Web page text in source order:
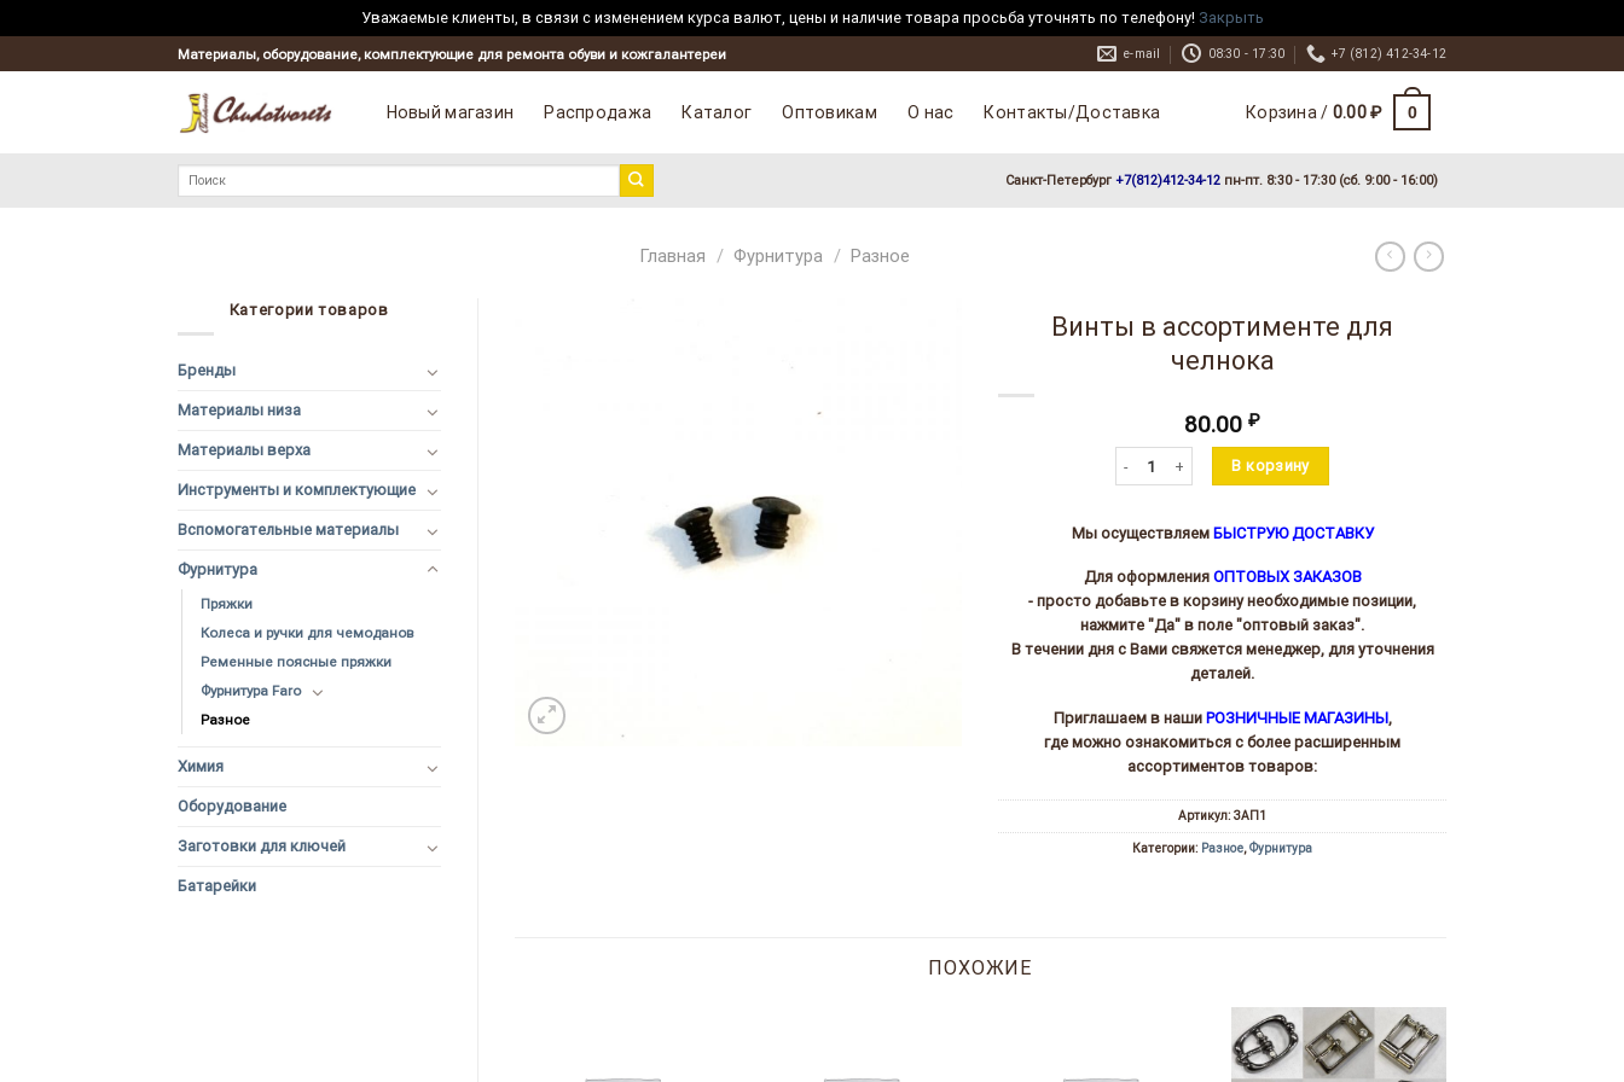
Уважаемые клиенты, в связи с изменением курса валют, цены и наличие товара просьба уточнять по телефону! Закрыть
to
Материалы, оборудование, комплектующие для ремонта обуви и кожгалантереи e-mail 08:30 - 17:30 +7 (812) 412-34-12
Новый магазин Распродажа Каталог Оптовикам О нас Контакты/Доставка Корзина / 0.00₽ 0
Искать:
Санкт-Петербург +7(812)412-34-12 пн-пт. 8:30 - 17:30 (сб. 9:00 - 16:00)
Главная / Фурнитура / Разное
Категории товаров
Бренды
Материалы низа
Материалы верха
Инструменты и комплектующие
Вспомогательные материалы
Фурнитура
Пряжки
Колеса и ручки для чемоданов
Ременные поясные пряжки
Фурнитура Faro
Разное
Химия
Оборудование
Заготовки для ключей
Батарейки
Винты в ассортименте для
челнока
80.00₽
Количество товара Винты в ассортименте для челнока
В корзину
Мы осуществляем БЫСТРУЮ ДОСТАВКУ
Для оформления ОПТОВЫХ ЗАКАЗОВ
- просто добавьте в корзину необходимые позиции,
нажмите "Да" в поле "оптовый заказ".
В течении дня с Вами свяжется менеджер, для уточнения
деталей.
Приглашаем в наши РОЗНИЧНЫЕ МАГАЗИНЫ,
где можно ознакомиться с более расширенным
ассортиментов товаров:
Артикул:ЗАП1
Категории: Разное,Фурнитура
ПОХОЖИЕ